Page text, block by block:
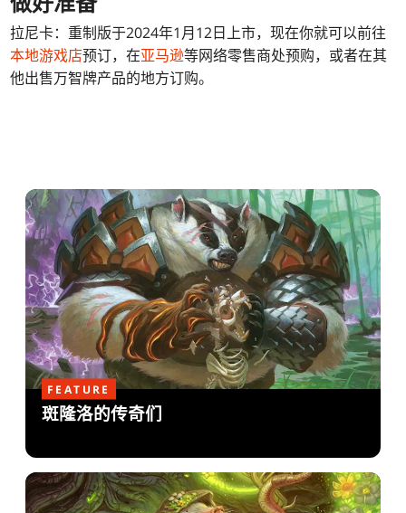
做好准备
拉尼卡：重制版于2024年1月12日上市，现在你就可以前往
本地游戏店预订，在亚马逊等网络零售商处预购，或者在其
他出售万智牌产品的地方订购。
FEATURE
斑隆洛的传奇们